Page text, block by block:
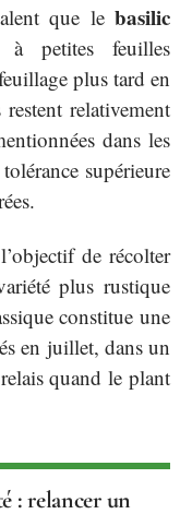
que le basilic
petites feuilles
plus tard en
relativement
dans les
supérieure
de récolter
plus rustique
constitue une
en juillet, dans un
quand le plant
: relancer un